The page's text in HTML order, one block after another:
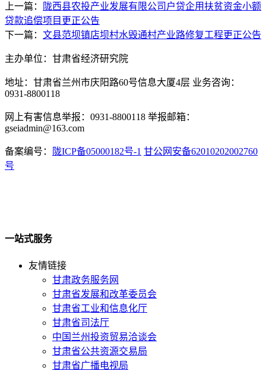
上一篇：
陇西县农投产业发展有限公司户贷企用扶贫资金小额
贷款追偿项目更正公告
下一篇： 文县范坝镇店坝村水毁通村产业路修复工程更正公告
主办单位：甘肃省经济研究院
地址：甘肃省兰州市庆阳路60号信息大厦4层 业务咨询：
0931-8800118
网上有害信息举报：0931-8800118 举报邮箱：
gseiadmin@163.com
备案编号： 陇ICP备05000182号-1 甘公网安备62010202002760
号
一站式服务
友情链接
甘肃政务服务网
甘肃省发展和改革委员会
甘肃省工业和信息化厅
甘肃省司法厅
中国兰州投资贸易洽谈会
甘肃省公共资源交易局
甘肃省广播电视局